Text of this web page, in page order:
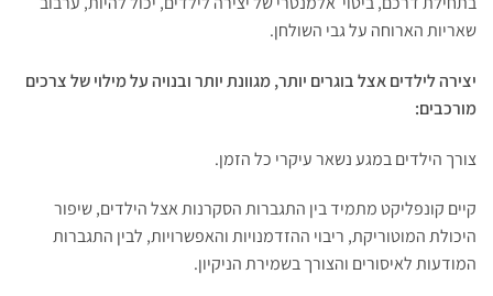
שאריות הארוחה על גבי השולחן.
יצירה לילדים אצל בוגרים יותר, מגוונת יותר ובנויה על מילוי של צרכים
מורכבים:
צורך הילדים במגע נשאר עיקרי כל הזמן.
קיים קונפליקט מתמיד בין התגברות הסקרנות אצל הילדים, שיפור
היכולת המוטוריקת, ריבוי ההזדמנויות והאפשרויות, לבין התגברות
המודעות לאיסורים והצורך בשמירת הניקיון.